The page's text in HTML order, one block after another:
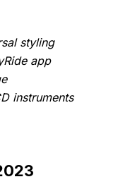
styling
app
instruments